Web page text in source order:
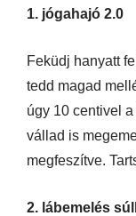
1. jógahajó 2.0
Feküdj hanyatt
tedd magad
úgy 10 centivel
vállad is
megfeszítve.
2. lábemelés